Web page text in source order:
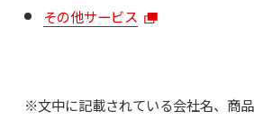
その他サービス
※文中に記載されている会社名、商